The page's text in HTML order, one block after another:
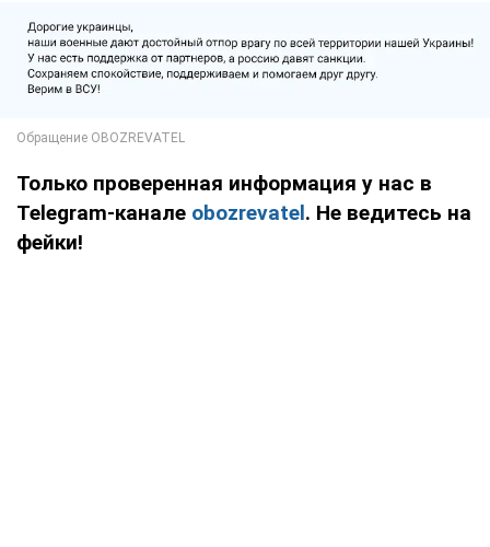
Только проверенная информация у нас в
Telegram-канале obozrevatel. Не ведитесь на
фейки!